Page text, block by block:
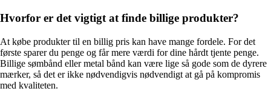
Hvorfor er det vigtigt at finde billige produkter?
At købe produkter til en billig pris kan have mange fordele. For det
første sparer du penge og får mere værdi for dine hårdt tjente penge.
Billige sømbånd eller metal bånd kan være lige så gode som de dyrere
mærker, så det er ikke nødvendigvis nødvendigt at gå på kompromis
med kvaliteten.